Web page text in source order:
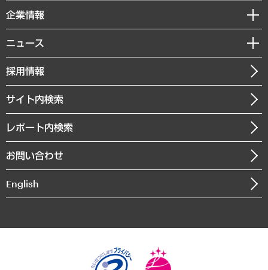
共生・ダイバーシティ
GRC（ガバナンス・リスク・コンプライアンス）・防災（政策）
経済・産業・雇用・労働
まちづくり・観光・交通・スポーツ・スマートシティ
自然資源・農林水産業・食料システム
コラム
経営用語集
受託・受注実績（官公庁関連）
メディア掲載・出演
セミナー・イベント情報
MUFGビジネスセミナー
受託案件情報
企業情報
私たちの想い
社長メッセージ
会社概要
沿革
組織図・本部部室紹介
インドネシア現地法人
個人情報保護方針
ニュース
ニュースリリース
お知らせ
採用情報
サイト内検索
レポート内検索
お問い合わせ
English